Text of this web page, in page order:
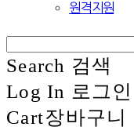
원격지원
Search 검색
Log In 로그인
Cart장바구니